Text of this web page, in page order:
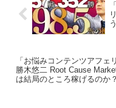
「お悩みコンテンツアフ
勝木悠二 Root Cause Marketing OFFICE
は結局のところ稼げるのか？